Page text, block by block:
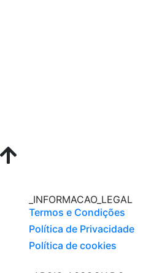
_INFORMACAO_LEGAL
Termos e Condições
Política de Privacidade
Política de cookies